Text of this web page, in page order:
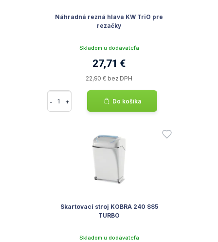
Náhradná rezná hlava KW TriO pre
rezačky
Skladom u dodávateľa
27,71 €
22,90 € bez DPH
- + Do košíka
Skartovací stroj KOBRA 240 SS5
TURBO
Skladom u dodávateľa